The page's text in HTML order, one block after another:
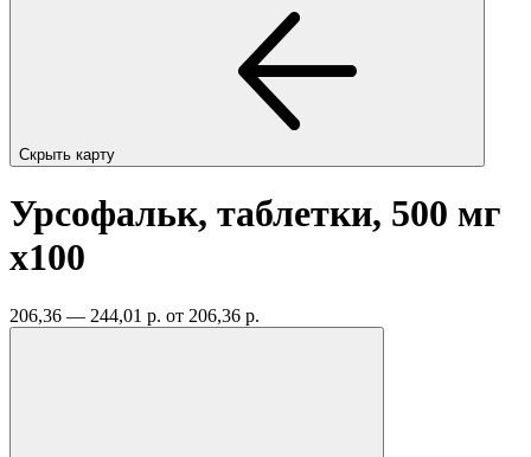
Скрыть карту
Урсофальк, таблетки, 500 мг
x100
206,36 — 244,01 р. от 206,36 р.